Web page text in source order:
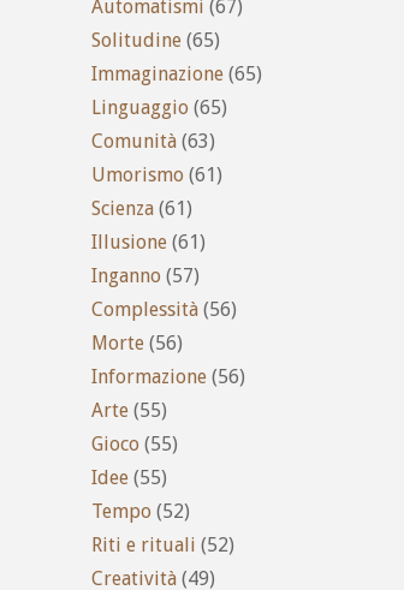
Automatismi (67)
Solitudine (65)
Immaginazione (65)
Linguaggio (65)
Comunità (63)
Umorismo (61)
Scienza (61)
Illusione (61)
Inganno (57)
Complessità (56)
Morte (56)
Informazione (56)
Arte (55)
Gioco (55)
Idee (55)
Tempo (52)
Riti e rituali (52)
Creatività (49)